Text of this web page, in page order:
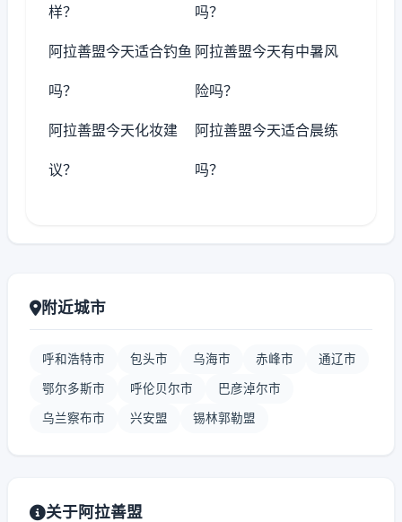
样？ 吗？
阿拉善盟今天适合钓鱼
吗？
阿拉善盟今天有中暑风
险吗？
阿拉善盟今天化妆建
议？
阿拉善盟今天适合晨练
吗？
附近城市
呼和浩特市 包头市 乌海市 赤峰市 通辽市
鄂尔多斯市 呼伦贝尔市 巴彦淖尔市
乌兰察布市 兴安盟 锡林郭勒盟
关于阿拉善盟